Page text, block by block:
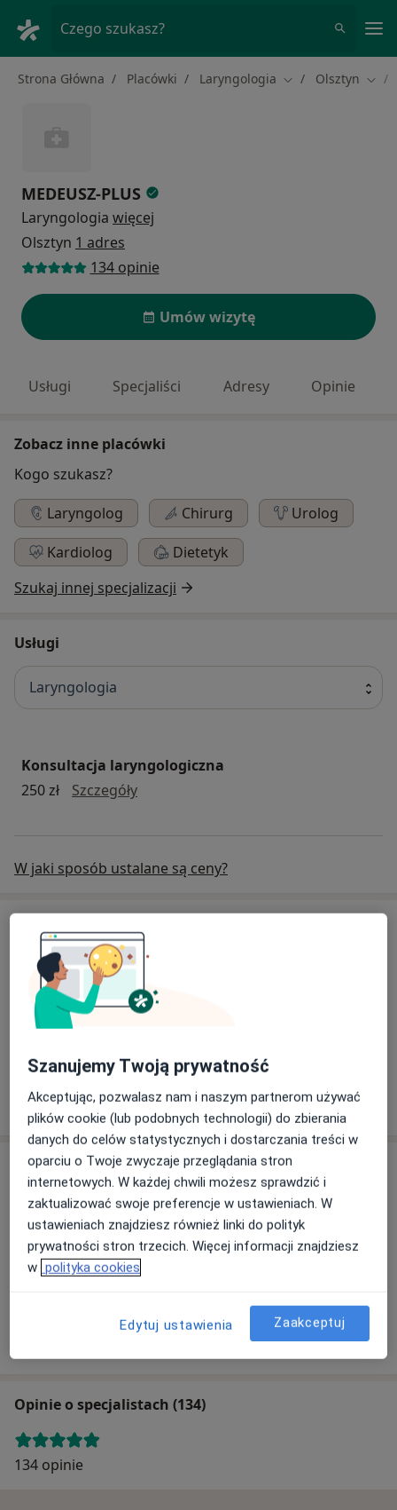
Czego szukasz?
Strona Główna Placówki Laryngologia Zmień miasto
Olsztyn
MEDEUSZ-PLUS
Laryngologia więcej
Olsztyn 1 adres
134 opinie
Umów wizytę
Usługi Specjaliści Adresy Opinie
Zobacz inne placówki
Kogo szukasz?
Laryngolog
Chirurg
Urolog
Kardiolog
Dietetyk
Szukaj innej specjalizacji
Usługi
Laryngologia
Konsultacja laryngologiczna
250 zł
Szczegółykonsultacja laryngologiczna
W jaki sposób ustalane są ceny?
Chirurg
Chirurg, Urolog
3 opinie
Adres
Powiększ mapę
Księdza Wacława Osińskiego 9, 10-010 Olsztyn
Opinie o specjalistach (134)
134 opinie
Szanujemy Twoją prywatność
Akceptując, pozwalasz nam i naszym partnerom używać
plików cookie (lub podobnych technologii) do zbierania
danych do celów statystycznych i dostarczania treści w
oparciu o Twoje zwyczaje przeglądania stron
internetowych. W każdej chwili możesz sprawdzić i
zaktualizować swoje preferencje w ustawieniach. W
ustawieniach znajdziesz również linki do polityk
prywatności stron trzecich. Więcej informacji znajdziesz
w polityka cookies
Edytuj ustawienia Zaakceptuj